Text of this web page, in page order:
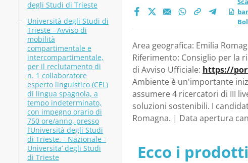
degli Studi di Trieste
Università degli Studi di
Trieste - Avviso di
mobilità
compartimentale e
intercompartimentale,
per il reclutamento di
n. 1 collaboratore
esperto linguistico (CEL)
di lingua spagnola, a
tempo indeterminato,
con impegno orario di
750 ore/anno, presso
l’Università degli Studi
di Trieste. - Nazionale -
Universita’ degli Studi
di Trieste
Area geografica: Emilia
Riferimento: Consiglio per la
di Avviso Ufficiale: https://
Ambiente è un'importante
assumere 4 ricercatori di III
soluzioni sostenibili. I
Romagna. | Data apertura
Ecco i